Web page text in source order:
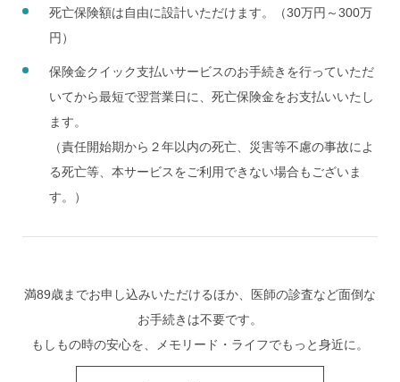
死亡保険額は自由に設計いただけます。（30万円～300万
円）
保険金クイック支払いサービスのお手続きを行っていただ
いてから最短で翌営業日に、死亡保険金をお支払いいたし
ます。
（責任開始期から２年以内の死亡、災害等不慮の事故によ
る死亡等、本サービスをご利用できない場合もございま
す。）
満89歳までお申し込みいただけるほか、医師の診査など面倒な
お手続きは不要です。
もしもの時の安心を、メモリード・ライフでもっと身近に。